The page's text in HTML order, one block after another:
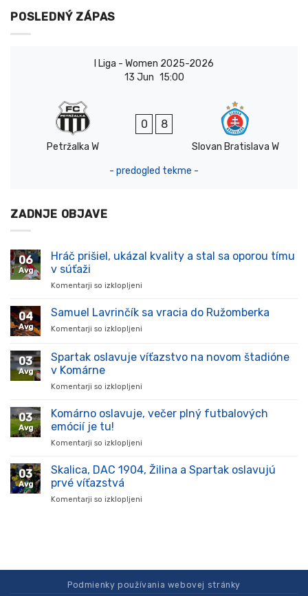
POSLEDNÝ ZÁPAS
I Liga - Women 2025-2026
13 Jun 15:00
Petržalka W
0 8
Slovan Bratislava W
- predogled tekme -
ZADNJE OBJAVE
06
Avg
Hráč prišiel, ukázal kvality a stal sa oporou tímu
v súťaži
Komentarji so izklopljeni
prišiel,
stal
súťaži
04
Avg
Samuel Lavrinčík sa vracia do Ružomberka
Komentarji so izklopljeni
Lavrinčík
03
Avg
Spartak oslavuje víťazstvo na novom štadióne
v Komárne
Komentarji so izklopljeni
oslavuje
v
03
Avg
Komárno oslavuje, večer plný futbalových
emócií je tu!
Komentarji so izklopljeni
oslavuje,
03
Avg
Skalica, DAC 1904, Žilina a Spartak oslavujú
prvé víťazstvá
Komentarji so izklopljeni
Spartak
oslavujú
Podmienky používania webovej stránky